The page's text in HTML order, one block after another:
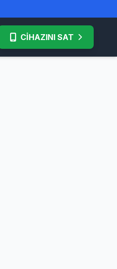
CİHAZINI SAT